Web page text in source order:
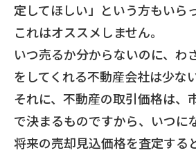
定してほしい」という方もいら
これはオススメしません。
いつ売るか分からないのに、わ
をしてくれる不動産会社は少な
それに、不動産の取引価格は、
で決まるものですから、いつに
将来の売却見込価格を査定する